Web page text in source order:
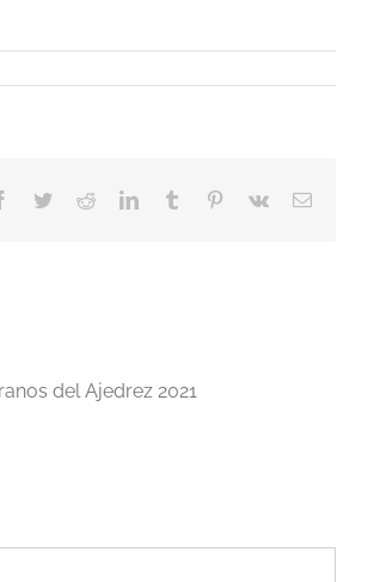
Facebook
TwitterRedditLinkedInTumblr Pinterest
Vk
Correo
del Ajedrez 2021